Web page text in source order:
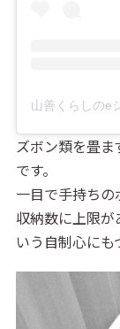
ズボン類を畳
です。
一目で手持ちの
収納数に上限が
いう自制心にも